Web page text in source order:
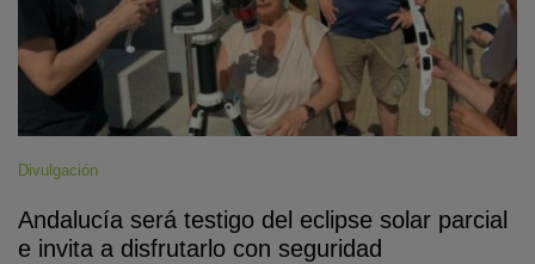
Divulgación
Andalucía será testigo del eclipse solar parcial
e invita a disfrutarlo con seguridad